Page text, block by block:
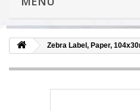
Zebra Label, Paper,